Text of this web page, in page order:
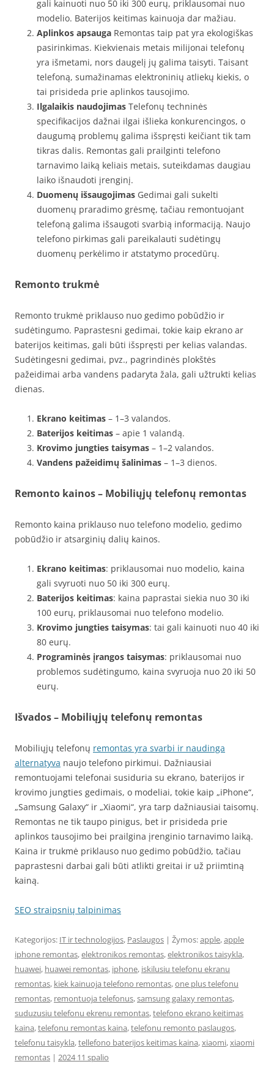
gali kainuoti nuo 50 iki 300 eurų, priklausomai nuo
modelio. Baterijos keitimas kainuoja dar mažiau.
Aplinkos apsauga Remontas taip pat yra ekologiškas
pasirinkimas. Kiekvienais metais milijonai telefonų
yra išmetami, nors daugelį jų galima taisyti. Taisant
telefoną, sumažinamas elektroninių atliekų kiekis, o
tai prisideda prie aplinkos tausojimo.
Ilgalaikis naudojimas Telefonų techninės
specifikacijos dažnai ilgai išlieka konkurencingos, o
daugumą problemų galima išspręsti keičiant tik tam
tikras dalis. Remontas gali prailginti telefono
tarnavimo laiką keliais metais, suteikdamas daugiau
laiko išnaudoti įrenginį.
Duomenų išsaugojimas Gedimai gali sukelti
duomenų praradimo grėsmę, tačiau remontuojant
telefoną galima išsaugoti svarbią informaciją. Naujo
telefono pirkimas gali pareikalauti sudėtingų
duomenų perkėlimo ir atstatymo procedūrų.
Remonto trukmė
Remonto trukmė priklauso nuo gedimo pobūdžio ir
sudėtingumo. Paprastesni gedimai, tokie kaip ekrano ar
baterijos keitimas, gali būti išspręsti per kelias valandas.
Sudėtingesni gedimai, pvz., pagrindinės plokštės
pažeidimai arba vandens padaryta žala, gali užtrukti kelias
dienas.
Ekrano keitimas – 1–3 valandos.
Baterijos keitimas – apie 1 valandą.
Krovimo jungties taisymas – 1–2 valandos.
Vandens pažeidimų šalinimas – 1–3 dienos.
Remonto kainos – Mobiliųjų telefonų remontas
Remonto kaina priklauso nuo telefono modelio, gedimo
pobūdžio ir atsarginių dalių kainos.
Ekrano keitimas: priklausomai nuo modelio, kaina
gali svyruoti nuo 50 iki 300 eurų.
Baterijos keitimas: kaina paprastai siekia nuo 30 iki
100 eurų, priklausomai nuo telefono modelio.
Krovimo jungties taisymas: tai gali kainuoti nuo 40 iki
80 eurų.
Programinės įrangos taisymas: priklausomai nuo
problemos sudėtingumo, kaina svyruoja nuo 20 iki 50
eurų.
Išvados – Mobiliųjų telefonų remontas
Mobiliųjų telefonų remontas yra svarbi ir naudinga
alternatyva naujo telefono pirkimui. Dažniausiai
remontuojami telefonai susiduria su ekrano, baterijos ir
krovimo jungties gedimais, o modeliai, tokie kaip „iPhone“,
„Samsung Galaxy“ ir „Xiaomi“, yra tarp dažniausiai taisomų.
Remontas ne tik taupo pinigus, bet ir prisideda prie
aplinkos tausojimo bei prailgina įrenginio tarnavimo laiką.
Kaina ir trukmė priklauso nuo gedimo pobūdžio, tačiau
paprastesni darbai gali būti atlikti greitai ir už priimtiną
kainą.
SEO straipsnių talpinimas
Kategorijos: IT ir technologijos, Paslaugos | Žymos:apple,apple
iphone remontas,elektronikos remontas,elektronikos taisykla,
huawei, huawei remontas, iphone, iskilusiu telefonu ekranu
remontas, kiek kainuoja telefono remontas,one plus telefonu
remontas, remontuoja telefonus,samsung galaxy remontas,
suduzusiu telefonu ekrenu remontas,telefono ekrano keitimas
kaina,telefonu remontas kaina,telefonu remonto paslaugos,
telefonu taisykla,tellefono baterijos keitimas kaina,xiaomi,xiaomi
remontas | 2024 11 spalio